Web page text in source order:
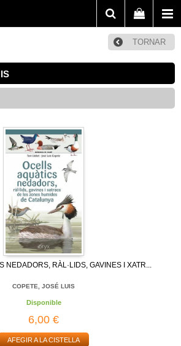
TORNAR
NEDADORS, RÀL·LIDS, GAVINES I XATR...
COPETE, JOSÉ LUIS
Disponible
6,00 €
AFEGIR A LA CISTELLA